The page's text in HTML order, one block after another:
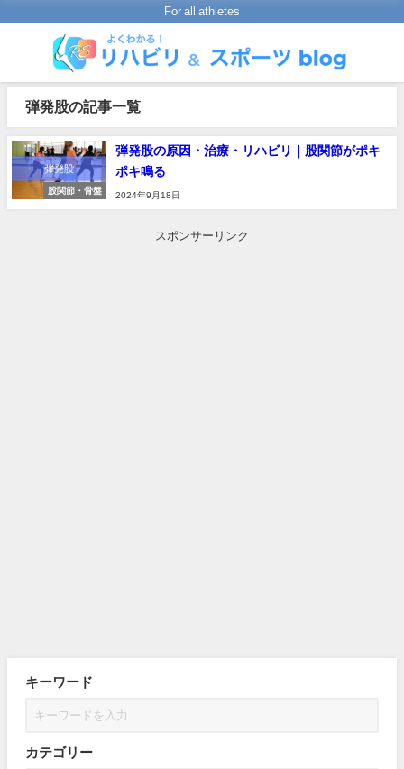
For all athletes
弾発股の記事一覧
股関節・骨盤
弾発股の原因・治療・リハビリ｜股関節がポキ
ポキ鳴る
2024年9月18日
スポンサーリンク
キーワード
カテゴリー